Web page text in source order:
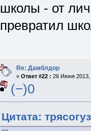
школы - от
превратил
Re: Дамблдор
« Ответ #22 : 26 Июня 2013,
(−)0
Цитата: